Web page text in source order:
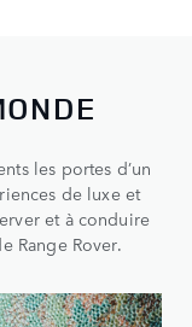
les portes d’un
de luxe et
et à conduire
Range Rover.